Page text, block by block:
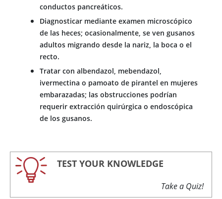
conductos pancreáticos.
Diagnosticar mediante examen microscópico
de las heces; ocasionalmente, se ven gusanos
adultos migrando desde la nariz, la boca o el
recto.
Tratar con albendazol, mebendazol,
ivermectina o pamoato de pirantel en mujeres
embarazadas; las obstrucciones podrían
requerir extracción quirúrgica o endoscópica
de los gusanos.
TEST YOUR KNOWLEDGE
Take a Quiz!